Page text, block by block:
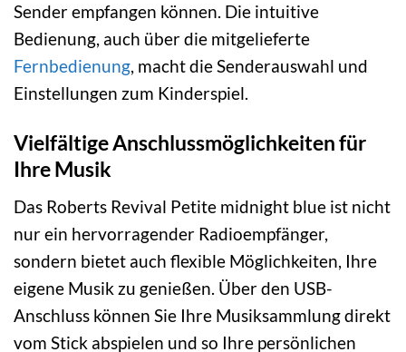
Sender empfangen können. Die intuitive
Bedienung, auch über die mitgelieferte
Fernbedienung, macht die Senderauswahl und
Einstellungen zum Kinderspiel.
Vielfältige Anschlussmöglichkeiten für
Ihre Musik
Das Roberts Revival Petite midnight blue ist nicht
nur ein hervorragender Radioempfänger,
sondern bietet auch flexible Möglichkeiten, Ihre
eigene Musik zu genießen. Über den USB-
Anschluss können Sie Ihre Musiksammlung direkt
vom Stick abspielen und so Ihre persönlichen